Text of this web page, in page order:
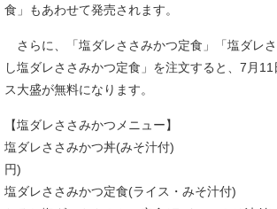
食」もあわせて発売されます。
さらに、「塩ダレささみかつ定食」「塩ダレ
し塩ダレささみかつ定食」を注文すると、7月
ス大盛が無料になります。
【塩ダレささみかつメニュー】
塩ダレささみかつ丼(みそ汁付)
円)
塩ダレささみかつ定食(ライス・みそ汁付)